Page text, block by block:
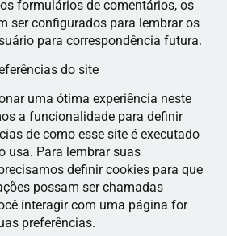
formulários de comentários, os
ser configurados para lembrar os
para correspondência futura.
do site
uma ótima experiência neste
a funcionalidade para definir
de como esse site é executado
usa. Para lembrar suas
definir cookies para que
possam ser chamadas
interagir com uma página for
preferências.